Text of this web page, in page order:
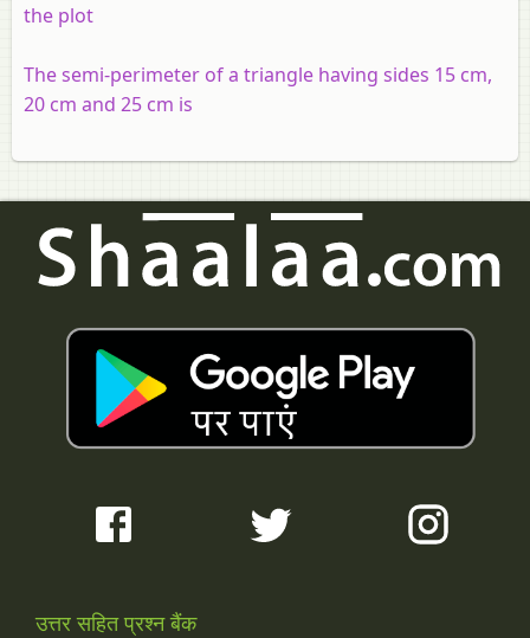
the plot
The semi-perimeter of a triangle having sides 15 cm,
20 cm and 25 cm is
उत्तर सहित प्रश्न बैंक